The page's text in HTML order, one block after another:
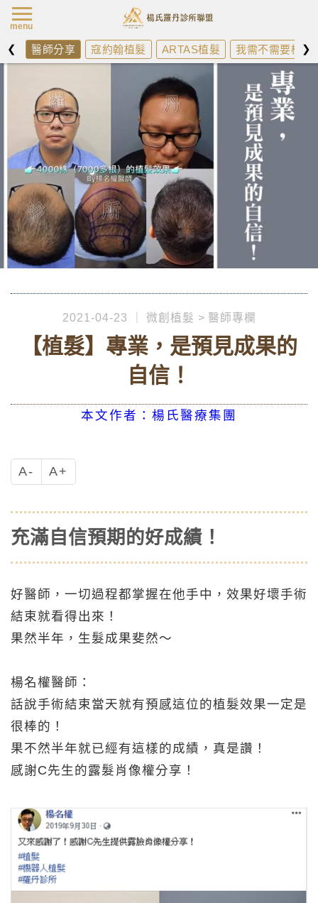
❮ 醫師分享 寇約翰植髮 ARTAS植髮 我需不需要植髮
❯
2021-04-23 微創植髮 醫師專欄
【植髮】專業，是預見成果的
自信！
本文作者：楊氏醫療集團
A- A+
充滿自信預期的好成績！
好醫師，一切過程都掌握在他手中，效果好壞手術
結束就看得出來！
果然半年，生髮成果斐然～
楊名權醫師：
話說手術結束當天就有預感這位的植髮效果一定是
很棒的！
果不然半年就已經有這樣的成績，真是讚！
感謝C先生的露髮肖像權分享！
menu